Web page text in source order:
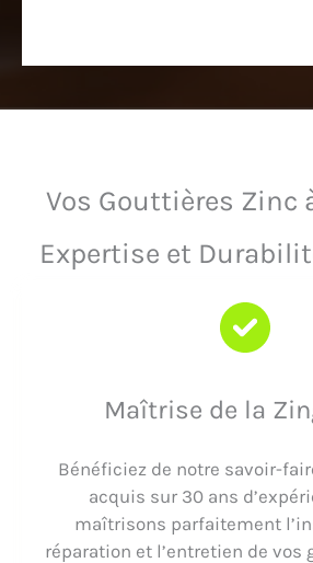
Vos Gouttières Zinc
Expertise et
Maîtrise de la
Bénéficiez de notre savoir-
acquis sur 30 ans
maîtrisons parfaitement
réparation et l’entretien de vos